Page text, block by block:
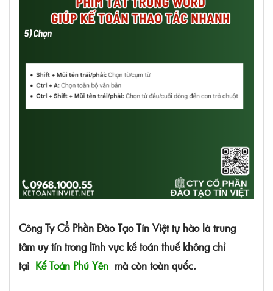
Công Ty Cổ Phần Đào Tạo Tín Việt tự hào là trung
tâm uy tín trong lĩnh vực kế toán thuế không chỉ
tại Kế Toán Phú Yên mà còn toàn quốc.